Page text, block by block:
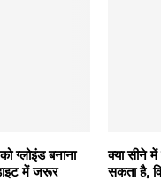
ग्लोइंड बनाना
में जरूर
क्या सीने में
सकता है,